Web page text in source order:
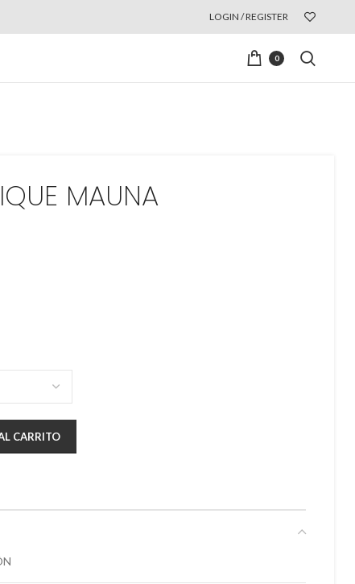
LOGIN / REGISTER
0
MAUNA
CARRITO